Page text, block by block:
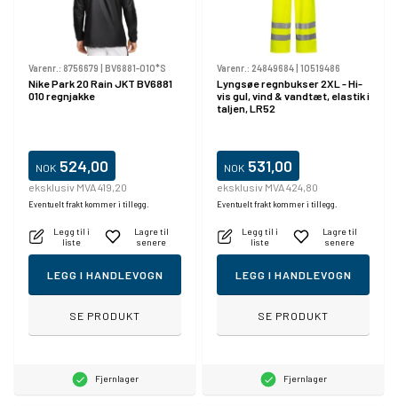
Varenr.: 8756679 BV6881-010*S
Nike Park 20 Rain JKT BV6881
010 regnjakke
NOK 524,00
eksklusiv MVA 419,20
Eventuelt frakt kommer i tillegg.
Legg til i
liste
Lagre til
senere
LEGG I HANDLEVOGN
SE PRODUKT
Fjernlager
Varenr.: 24849684 10519486
Lyngsøe regnbukser 2XL - Hi-
vis gul, vind & vandtæt, elastik i
taljen, LR52
NOK 531,00
eksklusiv MVA 424,80
Eventuelt frakt kommer i tillegg.
Legg til i
liste
Lagre til
senere
LEGG I HANDLEVOGN
SE PRODUKT
Fjernlager